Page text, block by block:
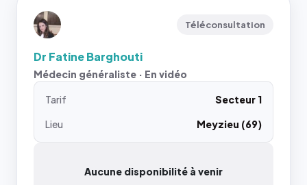
Téléconsultation
Dr Fatine Barghouti
Médecin généraliste · En vidéo
Tarif
Secteur 1
Lieu
Meyzieu (69)
Aucune disponibilité à venir